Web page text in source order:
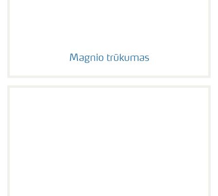
Magnio trūkumas
Magnio trūkumas